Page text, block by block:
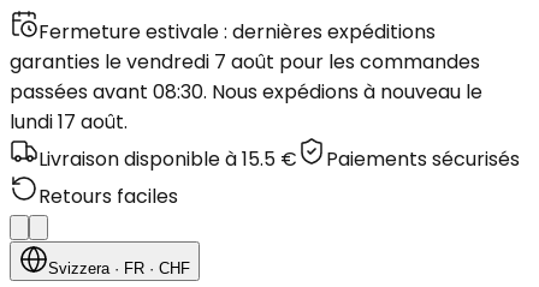
Fermeture estivale : dernières expéditions
garanties le vendredi 7 août pour les commandes
passées avant 08:30. Nous expédions à nouveau le
lundi 17 août.
Livraison disponible à 15.5 €
Paiements sécurisés
Retours faciles
Svizzera· FR · CHF